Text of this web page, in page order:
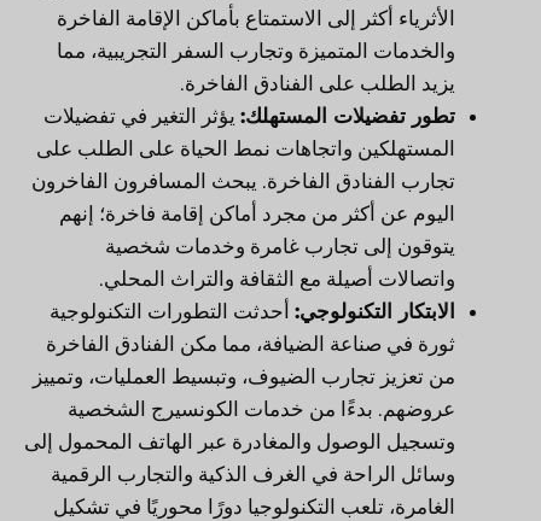
الأثرياء أكثر إلى الاستمتاع بأماكن الإقامة الفاخرة
والخدمات المتميزة وتجارب السفر التجريبية، مما
يزيد الطلب على الفنادق الفاخرة.
تطور تفضيلات المستهلك: يؤثر التغير في تفضيلات
المستهلكين واتجاهات نمط الحياة على الطلب على
تجارب الفنادق الفاخرة. يبحث المسافرون الفاخرون
اليوم عن أكثر من مجرد أماكن إقامة فاخرة؛ إنهم
يتوقون إلى تجارب غامرة وخدمات شخصية
واتصالات أصيلة مع الثقافة والتراث المحلي.
الابتكار التكنولوجي: أحدثت التطورات التكنولوجية
ثورة في صناعة الضيافة، مما مكن الفنادق الفاخرة
من تعزيز تجارب الضيوف، وتبسيط العمليات، وتمييز
عروضهم. بدءًا من خدمات الكونسيرج الشخصية
وتسجيل الوصول والمغادرة عبر الهاتف المحمول إلى
وسائل الراحة في الغرف الذكية والتجارب الرقمية
الغامرة، تلعب التكنولوجيا دورًا محوريًا في تشكيل